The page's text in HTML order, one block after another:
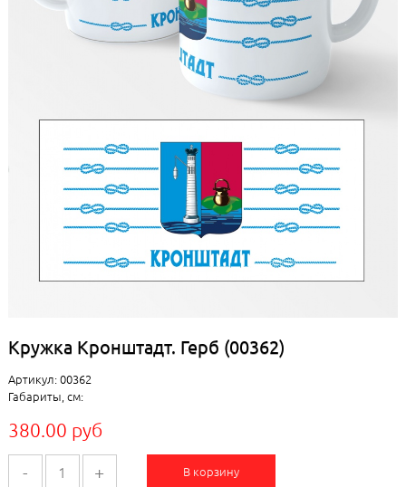
Кружка Кронштадт. Герб (00362)
Артикул: 00362
Габариты, см:
380.00 руб
- + В корзину